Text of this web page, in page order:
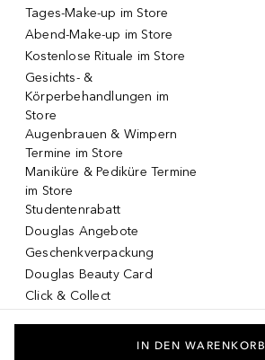
Tages-Make-up im Store
Abend-Make-up im Store
Kostenlose Rituale im Store
Gesichts- &
Körperbehandlungen im
Store
Augenbrauen & Wimpern
Termine im Store
Maniküre & Pediküre Termine
im Store
Studentenrabatt
Douglas Angebote
Geschenkverpackung
Douglas Beauty Card
Click & Collect
IN DEN WARENKORB